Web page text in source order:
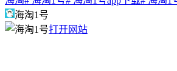
海淘1号
打开网站